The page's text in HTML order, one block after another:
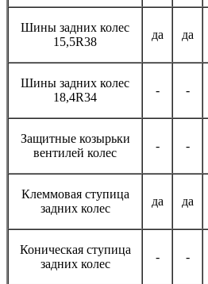
Шины задних колес
15,5R38
да да
Шины задних колес
18,4R34
- -
Защитные козырьки
вентилей колес
- -
Клеммовая ступица
задних колес
да да
Коническая ступица
задних колес
- -